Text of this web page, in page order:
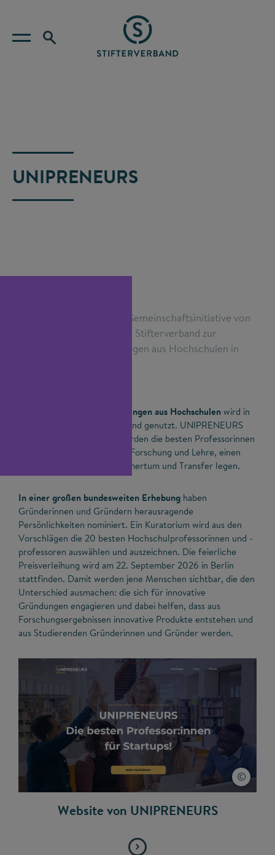
UNIPRENEURS
UNIPRENEURS ist eine Gemeinschaftsinitiative von
Matthias Hilpert und dem Stifterverband zur
Stärkung der Ausgründungen aus Hochschulen in
Das Potenzial für Ausgründungen aus Hochschulenwird in
Deutschland nicht ausreichend genutzt. UNIPRENEURS
will das ändern. Gesucht werden die besten Professorinnen
und Professoren, die neben Forschung und Lehre, einen
Schwerpunkt auf Unternehmertum und Transfer legen.
In einer großen bundesweiten Erhebung haben
Gründerinnen und Gründern herausragende
Persönlichkeiten nominiert. Ein Kuratorium wird aus den
Vorschlägen die 20 besten Hochschulprofessorinnen und -
professoren auswählen und auszeichnen. Die feierliche
Preisverleihung wird am 22. September 2026 in Berlin
stattfinden. Damit werden jene Menschen sichtbar, die den
Unterschied ausmachen: die sich für innovative
Gründungen engagieren und dabei helfen, dass aus
Forschungsergebnissen innovative Produkte entstehen und
aus Studierenden Gründerinnen und Gründer werden.
Website von UNIPRENEURS